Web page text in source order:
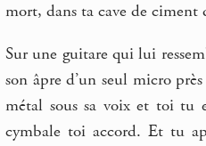
mort, dans ta cave de ciment
Sur une guitare qui lui
son âpre d’un seul micro
métal sous sa voix et toi tu
cymbale toi accord. Et tu